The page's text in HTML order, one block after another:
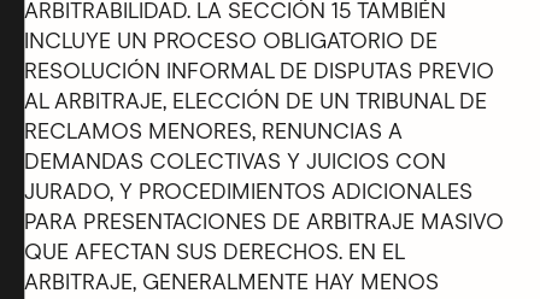
ARBITRABILIDAD. LA SECCIÓN 15 TAMBIÉN
INCLUYE UN PROCESO OBLIGATORIO DE
RESOLUCIÓN INFORMAL DE DISPUTAS PREVIO
AL ARBITRAJE, ELECCIÓN DE UN TRIBUNAL DE
RECLAMOS MENORES, RENUNCIAS A
DEMANDAS COLECTIVAS Y JUICIOS CON
JURADO, Y PROCEDIMIENTOS ADICIONALES
PARA PRESENTACIONES DE ARBITRAJE MASIVO
QUE AFECTAN SUS DERECHOS. EN EL
ARBITRAJE, GENERALMENTE HAY MENOS